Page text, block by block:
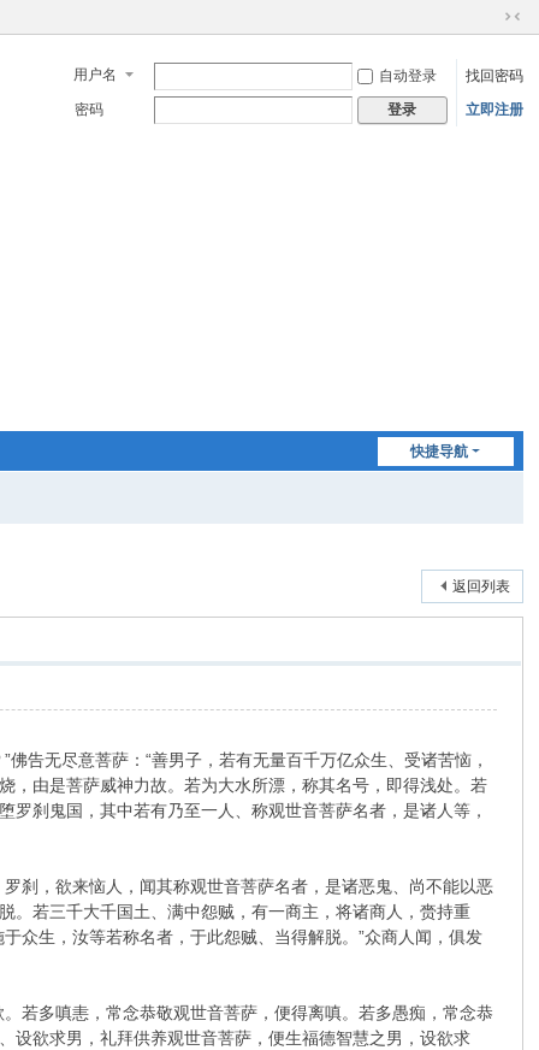
切
到
窄
用户名 自动登录
找回密码
密码
登录 立即注册
快捷导航
返回列表
无尽意菩萨：“善男子，若有无量百千万亿众生、受诸苦恼，
，由是菩萨威神力故。若为大水所漂，称其名号，即得浅处。若
刹鬼国，其中若有乃至一人、称观世音菩萨名者，是诸人等，
，欲来恼人，闻其称观世音菩萨名者，是诸恶鬼、尚不能以恶
。若三千大千国土、满中怨贼，有一商主，将诸商人，赍持重
众生，汝等若称名者，于此怨贼、当得解脱。”众商人闻，俱发
多嗔恚，常念恭敬观世音菩萨，便得离嗔。若多愚痴，常念恭
设欲求男，礼拜供养观世音菩萨，便生福德智慧之男，设欲求